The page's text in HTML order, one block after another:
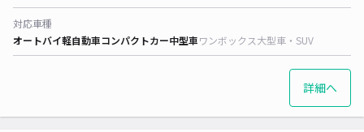
対応車種
オートバイ軽自動車コンパクトカー中型車ワンボックス大型車・SUV
詳細へ